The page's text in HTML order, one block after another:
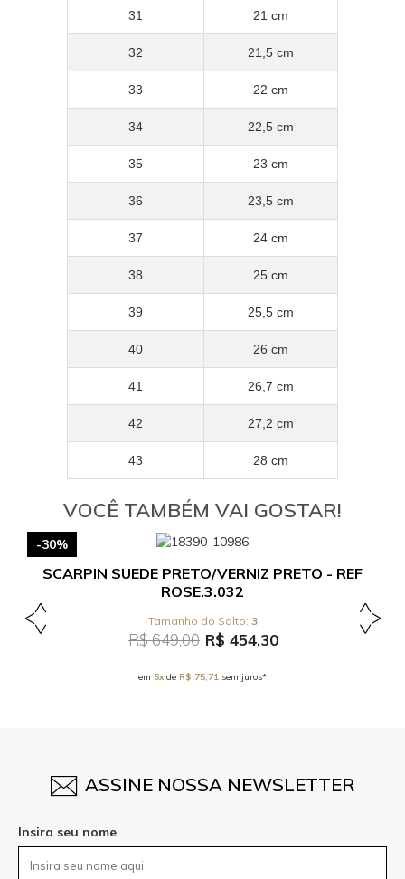
31 21 cm
32 21,5 cm
33 22 cm
34 22,5 cm
35 23 cm
36 23,5 cm
37 24 cm
38 25 cm
39 25,5 cm
40 26 cm
41 26,7 cm
42 27,2 cm
43 28 cm
VOCÊ TAMBÉM VAI GOSTAR!
-30%
SCARPIN SUEDE PRETO/VERNIZ PRETO - REF
ROSE.3.032
3
R$ 649,00 R$ 454,30
em 6xde R$ 75,71 sem juros*
ASSINE NOSSA NEWSLETTER
Insira seu nome